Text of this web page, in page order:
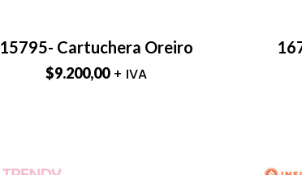
15795- Cartuchera Oreiro
$9.200,00 + IVA